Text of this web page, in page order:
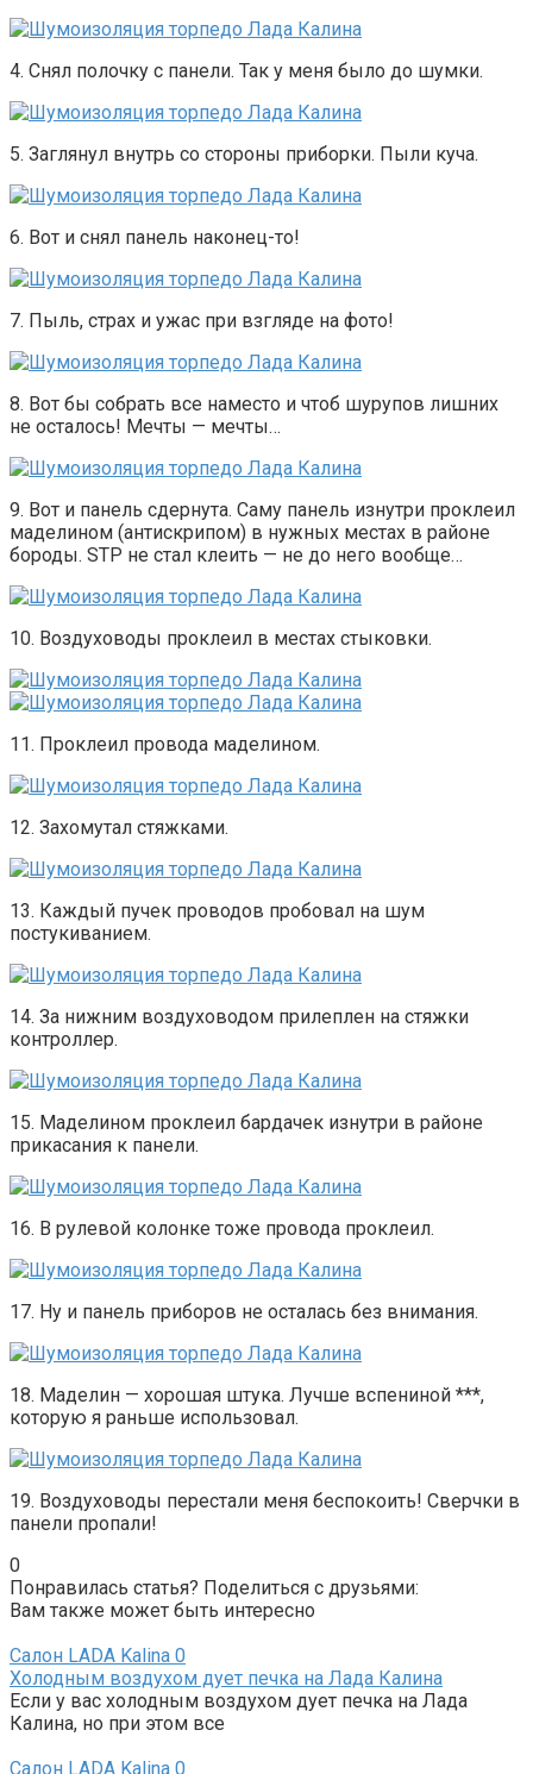
4. Снял полочку с панели. Так у меня было до шумки.
5. Заглянул внутрь со стороны приборки. Пыли куча.
6. Вот и снял панель наконец-то!
7. Пыль, страх и ужас при взгляде на фото!
8. Вот бы собрать все наместо и чтоб шурупов лишних
не осталось! Мечты — мечты…
9. Вот и панель сдернута. Саму панель изнутри проклеил
маделином (антискрипом) в нужных местах в районе
бороды. STP не стал клеить — не до него вообще…
10. Воздуховоды проклеил в местах стыковки.
11. Проклеил провода маделином.
12. Захомутал стяжками.
13. Каждый пучек проводов пробовал на шум
постукиванием.
14. За нижним воздуховодом прилеплен на стяжки
контроллер.
15. Маделином проклеил бардачек изнутри в районе
прикасания к панели.
16. В рулевой колонке тоже провода проклеил.
17. Ну и панель приборов не осталась без внимания.
18. Маделин — хорошая штука. Лучше вспениной ***,
которую я раньше использовал.
19. Воздуховоды перестали меня беспокоить! Сверчки в
панели пропали!
0
Понравилась статья? Поделиться с друзьями:
Вам также может быть интересно
Салон LADA Kalina 0
Холодным воздухом дует печка на Лада Калина
Если у вас холодным воздухом дует печка на Лада
Калина, но при этом все
Салон LADA Kalina 0